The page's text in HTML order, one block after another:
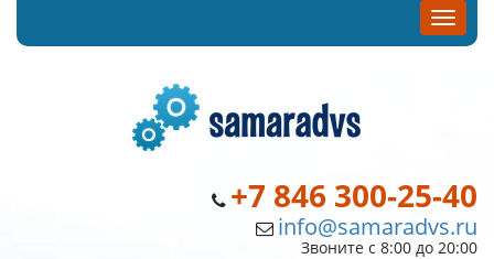
+7 846 300-25-40
info@samaradvs.ru
Звоните с 8:00 до 20:00